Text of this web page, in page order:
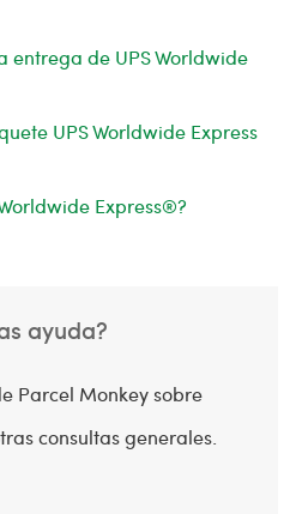
entrega de UPS Worldwide
UPS Worldwide Express
Express®?
ayuda?
Parcel Monkey sobre
consultas generales.